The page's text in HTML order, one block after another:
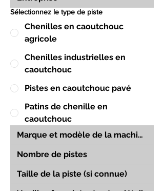
Sélectionnez le type de piste
Chenilles en caoutchouc
agricole
Chenilles industrielles en
caoutchouc
Pistes en caoutchouc pavé
Patins de chenille en
caoutchouc